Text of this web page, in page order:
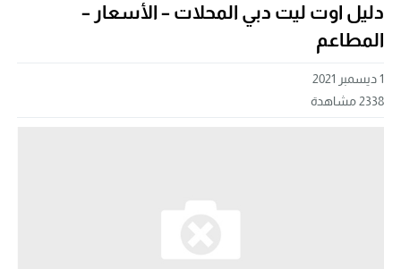
دليل اوت ليت دبي المحلات – الأسعار –
المطاعم
1 ديسمبر 2021
2338مشاهدة